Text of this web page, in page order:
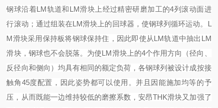
钢球沿着LM轨道和LM滑块上经过精密研磨加工的4列滚动面进
行滚动；通过组装在LM滑块上的回球器，使钢球列循环运动。 L
M滑块采用保持板将钢球保持住，因此即使从LM轨道中抽出LM
滑块，钢球也不会脱落。 为使LM滑块上的4个作用方向（径向、
反径向和侧向）均具有相同的额定负荷，各钢球列被设计成按接
触角45度配置，因此姿势都可以使用。并且因能施加均等的予
压，从而既能一边维持较低的磨擦系数，安昂THK滑块又加强了